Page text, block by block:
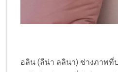
อลิน (ลีน่า ลลินา) ช่างภาพที่